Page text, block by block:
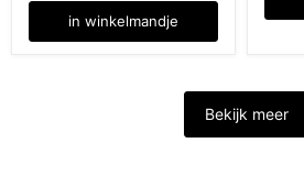
in winkelmandje
Bekijk meer